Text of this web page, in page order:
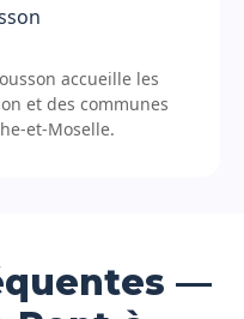
accueille les
et des communes
et-Moselle.
—